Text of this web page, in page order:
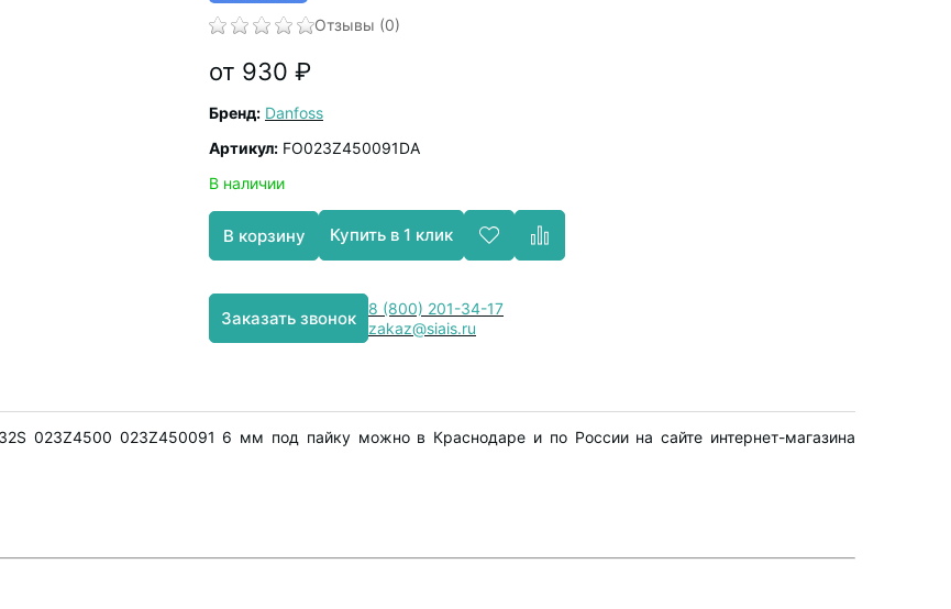
Отзывы (0)
от 930 ₽
Бренд: Danfoss
Артикул: FO023Z450091DA
В наличии
В корзину Купить в 1 клик
Заказать звонок
8 (800) 201-34-17
zakaz@siais.ru
023Z4500 023Z450091 6 мм под пайку можно в Краснодаре и по России на сайте интернет-магазина